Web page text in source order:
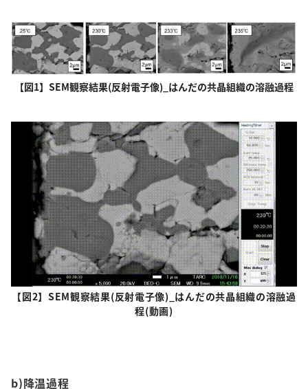
【図1】SEM観察結果(反射電子像)_はんだの共晶組織の溶融過程
【図2】SEM観察結果(反射電子像)_はんだの共晶組織の溶融過
程(動画)
b)降温過程